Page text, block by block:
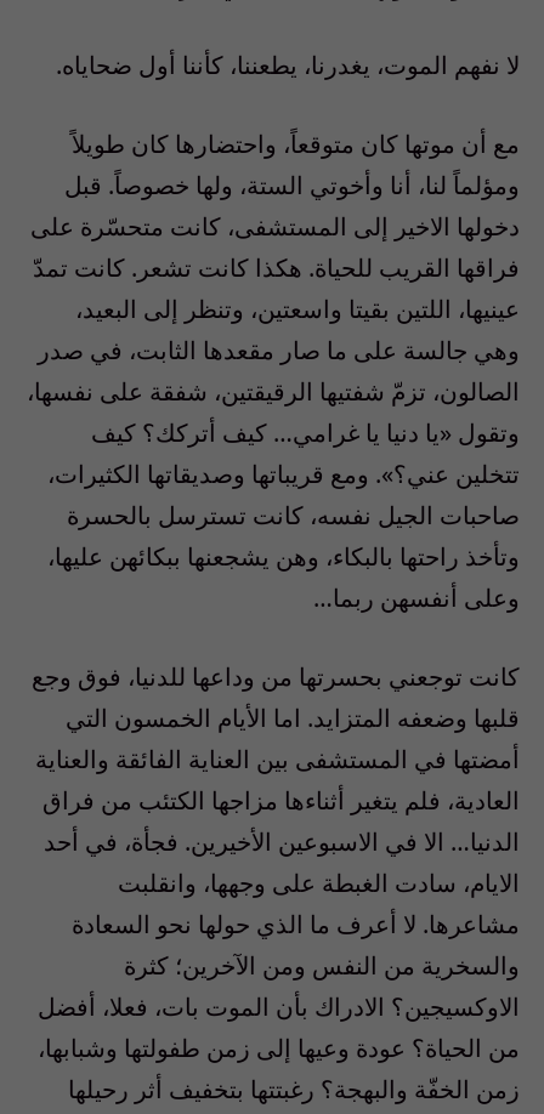
لا نفهم الموت، يغدرنا، يطعننا، كأننا أول ضحاياه.
مع أن موتها كان متوقعاً، واحتضارها كان طويلاً
ومؤلماً لنا، أنا وأخوتي الستة، ولها خصوصاً. قبل
دخولها الاخير إلى المستشفى، كانت متحسّرة على
فراقها القريب للحياة. هكذا كانت تشعر. كانت تمدّ
عينيها، اللتين بقيتا واسعتين، وتنظر إلى البعيد،
وهي جالسة على ما صار مقعدها الثابت، في صدر
الصالون، تزمّ شفتيها الرقيقتين، شفقة على نفسها،
وتقول «يا دنيا يا غرامي… كيف أتركك؟ كيف
تتخلين عني؟». ومع قريباتها وصديقاتها الكثيرات،
صاحبات الجيل نفسه، كانت تسترسل بالحسرة
وتأخذ راحتها بالبكاء، وهن يشجعنها ببكائهن عليها،
وعلى أنفسهن ربما…
كانت توجعني بحسرتها من وداعها للدنيا، فوق وجع
قلبها وضعفه المتزايد. اما الأيام الخمسون التي
أمضتها في المستشفى بين العناية الفائقة والعناية
العادية، فلم يتغير أثناءها مزاجها الكتئب من فراق
الدنيا… الا في الاسبوعين الأخيرين. فجأة، في أحد
الايام، سادت الغبطة على وجهها، وانقلبت
مشاعرها. لا أعرف ما الذي حولها نحو السعادة
والسخرية من النفس ومن الآخرين؛ كثرة
الاوكسيجين؟ الادراك بأن الموت بات، فعلا، أفضل
من الحياة؟ عودة وعيها إلى زمن طفولتها وشبابها،
زمن الخفّة والبهجة؟ رغبتتها بتخفيف أثر رحيلها